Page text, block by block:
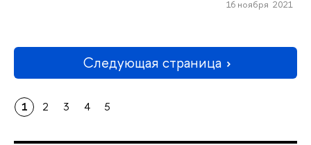
16 ноября 2021
Следующая страница
1 2 3 4 5